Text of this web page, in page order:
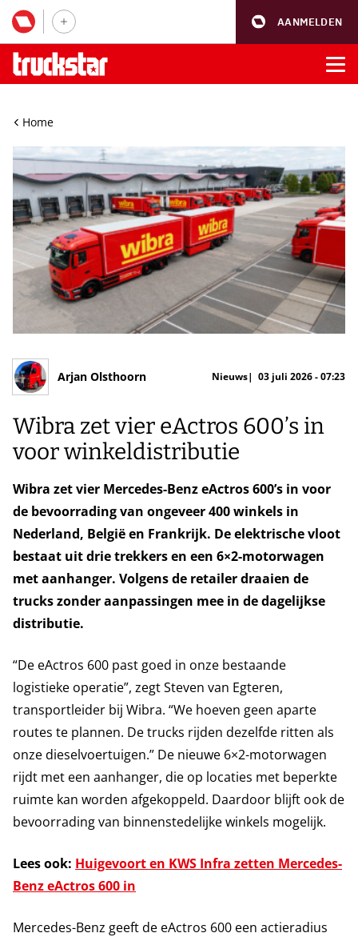
AANMELDEN
Home
Arjan Olsthoorn Nieuws 03 juli 2026 - 07:23
Wibra zet vier eActros 600’s in
voor winkeldistributie
Wibra zet vier Mercedes-Benz eActros 600’s in voor
de bevoorrading van ongeveer 400 winkels in
Nederland, België en Frankrijk. De elektrische vloot
bestaat uit drie trekkers en een 6×2-motorwagen
met aanhanger. Volgens de retailer draaien de
trucks zonder aanpassingen mee in de dagelijkse
distributie.
“De eActros 600 past goed in onze bestaande
logistieke operatie”, zegt Steven van Egteren,
transportleider bij Wibra. “We hoeven geen aparte
routes te plannen. De trucks rijden dezelfde ritten als
onze dieselvoertuigen.” De nieuwe 6×2-motorwagen
rijdt met een aanhanger, die op locaties met beperkte
ruimte kan worden afgekoppeld. Daardoor blijft ook de
bevoorrading van binnenstedelijke winkels mogelijk.
Lees ook: Huigevoort en KWS Infra zetten Mercedes-
Benz eActros 600 in
Mercedes-Benz geeft de eActros 600 een actieradius